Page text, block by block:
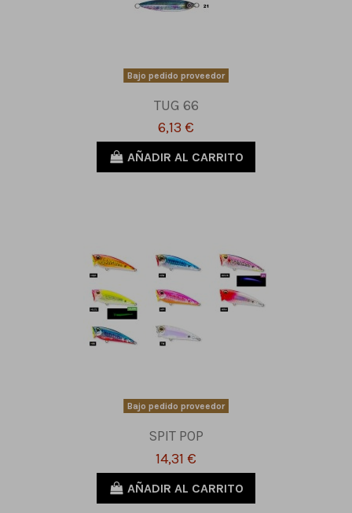
Bajo pedido proveedor
TUG 66
6,13 €
AÑADIR AL CARRITO
Bajo pedido proveedor
SPIT POP
14,31 €
AÑADIR AL CARRITO